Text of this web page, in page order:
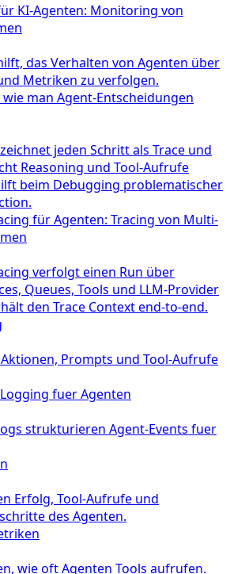
KI-Agenten: Monitoring von
das Verhalten von Agenten über
Metriken zu verfolgen.
man Agent-Entscheidungen
jeden Schritt als Trace und
Reasoning und Tool-Aufrufe
beim Debugging problematischer
für Agenten: Tracing von Multi-
verfolgt einen Run über
Queues, Tools und LLM-Provider
den Trace Context end-to-end.
Prompts und Tool-Aufrufe
fuer Agenten
strukturieren Agent-Events fuer
Erfolg, Tool-Aufrufe und
des Agenten.
wie oft Agenten Tools aufrufen.